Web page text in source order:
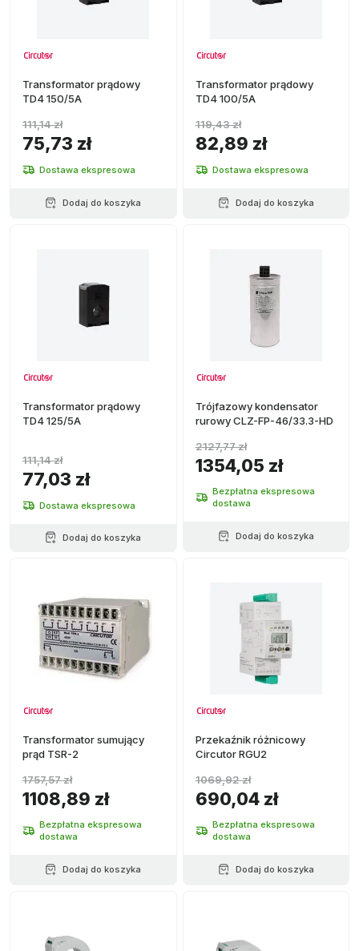
Transformator prądowy
TD4 150/5A
75,73 zł
111,14 zł
Dostawa ekspresowa
Dodaj do koszyka
Transformator prądowy
TD4 100/5A
82,89 zł
119,43 zł
Dostawa ekspresowa
Dodaj do koszyka
Transformator prądowy
TD4 125/5A
77,03 zł
111,14 zł
Dostawa ekspresowa
Dodaj do koszyka
Trójfazowy kondensator
rurowy CLZ-FP-46/33.3-HD
1354,05 zł
2127,77 zł
Bezpłatna ekspresowa
dostawa
Dodaj do koszyka
Transformator sumujący
prąd TSR-2
1108,89 zł
1757,57 zł
Bezpłatna ekspresowa
dostawa
Dodaj do koszyka
Przekaźnik różnicowy
Circutor RGU2
690,04 zł
1069,92 zł
Bezpłatna ekspresowa
dostawa
Dodaj do koszyka